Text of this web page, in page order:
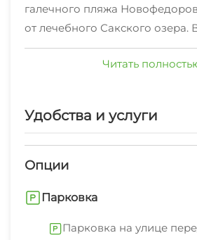
галечного пляжа
от лечебного Сакского озера.
гостевом доме вас встретят
, гостеприимные хозяева,
кровать, просторный и удобный
либо односпальной
уютном дворе есть скамейки,
общая кухня, где можно
Читать
Удобства и услуги
Опции
Парковка
Парковка на улице